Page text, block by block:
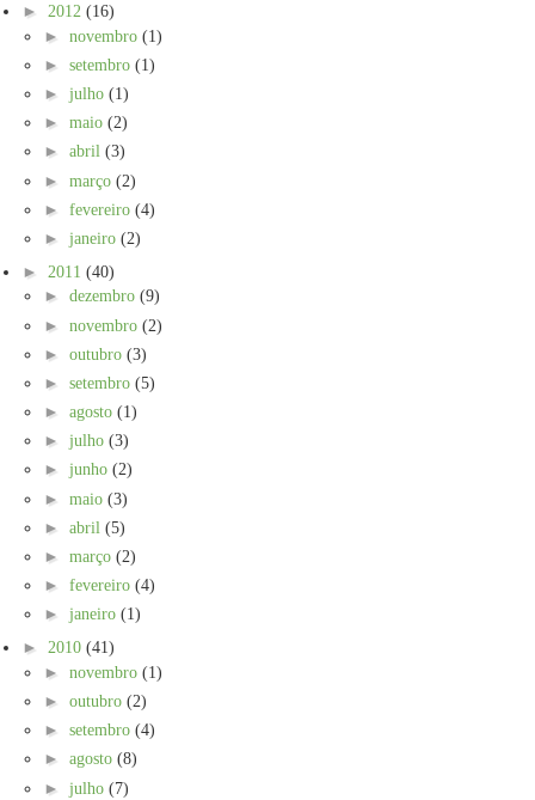
► 2012 (16)
► novembro (1)
► setembro (1)
► julho (1)
► maio (2)
► abril (3)
► março (2)
► fevereiro (4)
► janeiro (2)
► 2011 (40)
► dezembro (9)
► novembro (2)
► outubro (3)
► setembro (5)
► agosto (1)
► julho (3)
► junho (2)
► maio (3)
► abril (5)
► março (2)
► fevereiro (4)
► janeiro (1)
► 2010 (41)
► novembro (1)
► outubro (2)
► setembro (4)
► agosto (8)
► julho (7)